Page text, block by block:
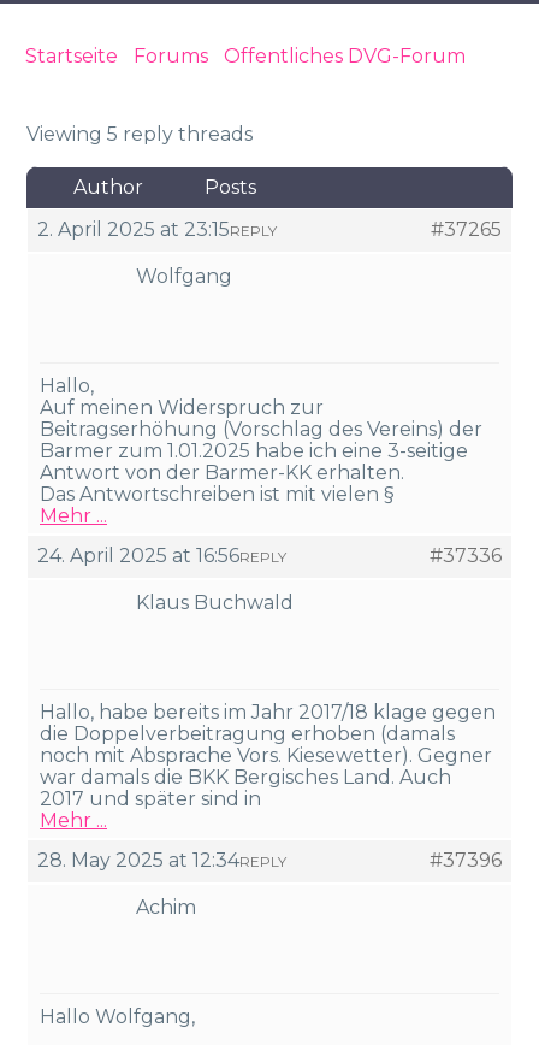
Startseite Forums Öffentliches DVG-Forum
Viewing 5 reply threads
Author
Posts
2. April 2025 at 23:15
#37265
REPLY
Wolfgang
Hallo,
Auf meinen Widerspruch zur
Beitragserhöhung (Vorschlag des Vereins) der
Barmer zum 1.01.2025 habe ich eine 3-seitige
Antwort von der Barmer-KK erhalten.
Das Antwortschreiben ist mit vielen §
Mehr ...
24. April 2025 at 16:56
#37336
REPLY
Klaus Buchwald
Hallo, habe bereits im Jahr 2017/18 klage gegen
die Doppelverbeitragung erhoben (damals
noch mit Absprache Vors. Kiesewetter). Gegner
war damals die BKK Bergisches Land. Auch
2017 und später sind in
Mehr ...
28. May 2025 at 12:34
#37396
REPLY
Achim
Hallo Wolfgang,